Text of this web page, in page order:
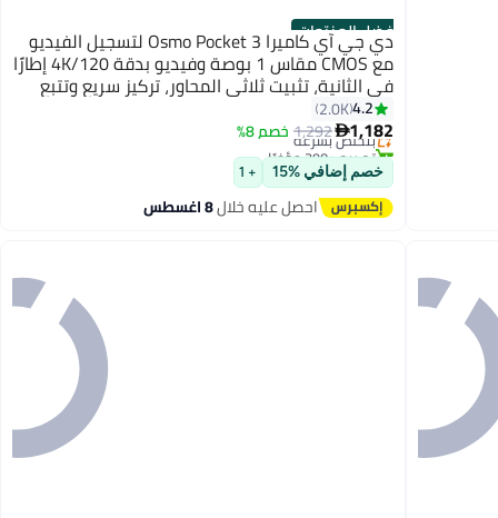
أفضل المنتجات دي جي آي كاميرا Osmo Pocket 3 لتسجيل الفيديو
مع CMOS مقاس 1 بوصة وفيديو بدقة 4K/120 إطارًا
في الثانية، تثبيت ثلاثي المحاور، تركيز سريع وتتبع
الوجه/الأشياء، شاشة لمس صغيرة قابلة للدوران
مقاس 2 بوصة، كاميرا فيديو صغيرة للتصوير
الفوتوغرافي Youtube
4.2
2.0K
1,182
1,292 خصم 8%
#3 في كاميرات الرياضة والحركة
توصيل مجاني
بتخلّص بسرعة
تم بيع +290 مؤخرًا
#3 في كاميرات الرياضة والحركة
خصم إضافي %15 + 1
احصل عليه خلال8 اغسطس